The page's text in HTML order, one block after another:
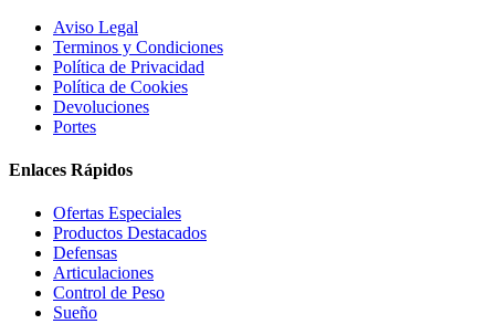
Aviso Legal
Terminos y Condiciones
Política de Privacidad
Política de Cookies
Devoluciones
Portes
Enlaces Rápidos
Ofertas Especiales
Productos Destacados
Defensas
Articulaciones
Control de Peso
Sueño